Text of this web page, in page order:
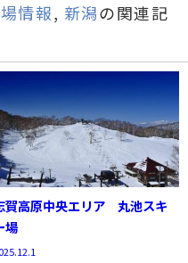
情報, 新潟の関連記
賀高原中央エリア 丸池スキ
場